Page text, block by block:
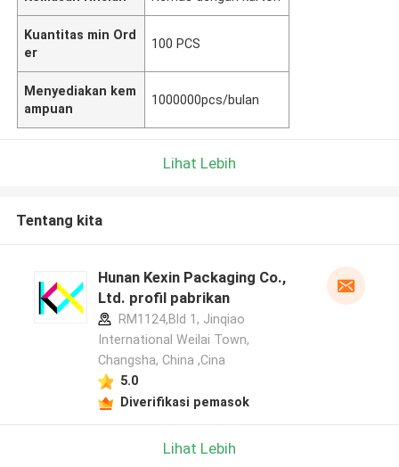
Kuantitas min Ord
er
100 PCS
Menyediakan kem
ampuan
1000000pcs/bulan
Lihat Lebih
Tentang kita
Hunan Kexin Packaging Co.,
Ltd. profil pabrikan
RM1124,Bld 1, Jinqiao
International Weilai Town,
Changsha, China ,Cina
5.0
Diverifikasi pemasok
Lihat Lebih